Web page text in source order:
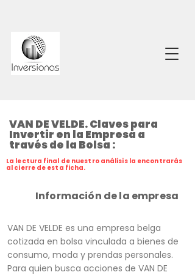
VAN DE VELDE. Claves para
Invertir en la Empresa a
través de la Bolsa :
La lectura final de nuestro análisis la encontrarás
al cierre de esta ficha.
Información de la empresa
VAN DE VELDE es una empresa belga
cotizada en bolsa vinculada a bienes de
consumo, moda y prendas personales.
Para quien busca acciones de VAN DE